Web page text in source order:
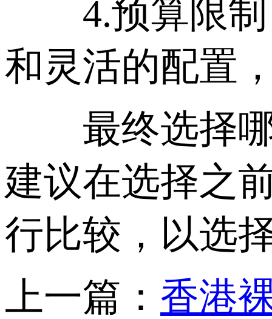
4.预算限制
和灵活的配置
最终选择哪
建议在选择之
行比较，以选
上一篇： 香港